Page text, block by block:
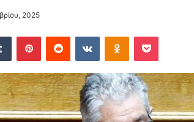
2025
Tumblr PinterestReddit VKontakteOdnoklassniki
Pocket